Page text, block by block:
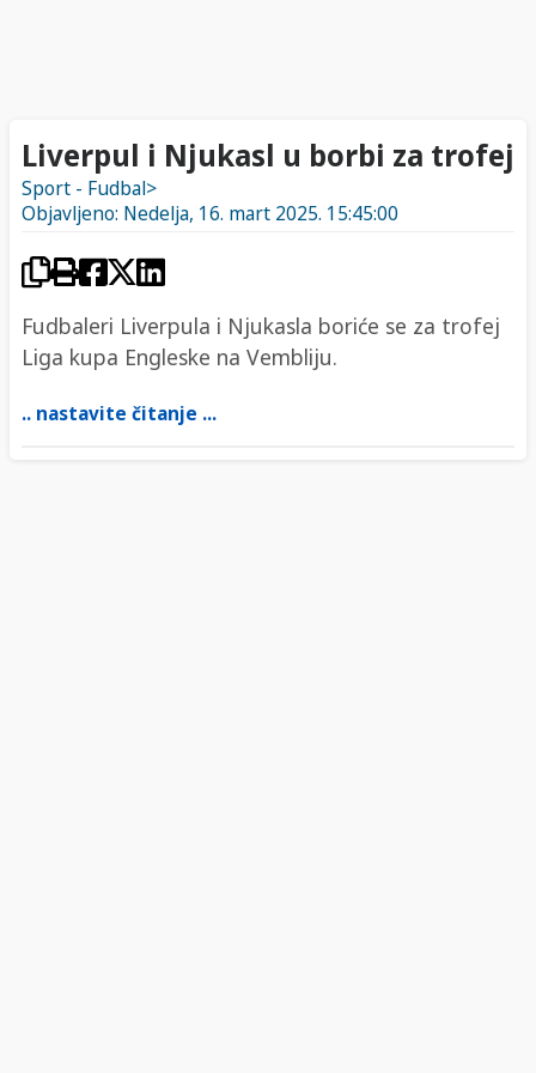
Liverpul i Njukasl u borbi za trofej
Sport - Fudbal>
Objavljeno: Nedelja, 16. mart 2025. 15:45:00
Fudbaleri Liverpula i Njukasla boriće se za trofej
Liga kupa Engleske na Vembliju.
.. nastavite čitanje ...